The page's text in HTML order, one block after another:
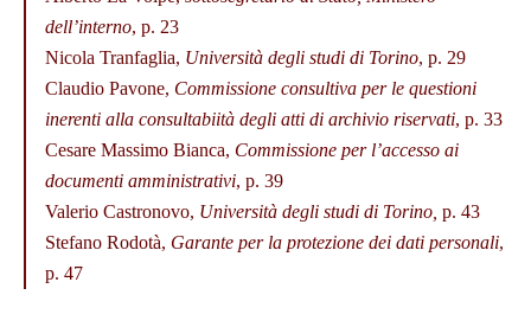
dell’interno, p. 23
Nicola Tranfaglia, Università degli studi di Torino, p. 29
Claudio Pavone, Commissione consultiva per le questioni
inerenti alla consultabiità degli atti di archivio riservati, p. 33
Cesare Massimo Bianca, Commissione per l’accesso ai
documenti amministrativi, p. 39
Valerio Castronovo, Università degli studi di Torino, p. 43
Stefano Rodotà, Garante per la protezione dei dati personali,
p. 47